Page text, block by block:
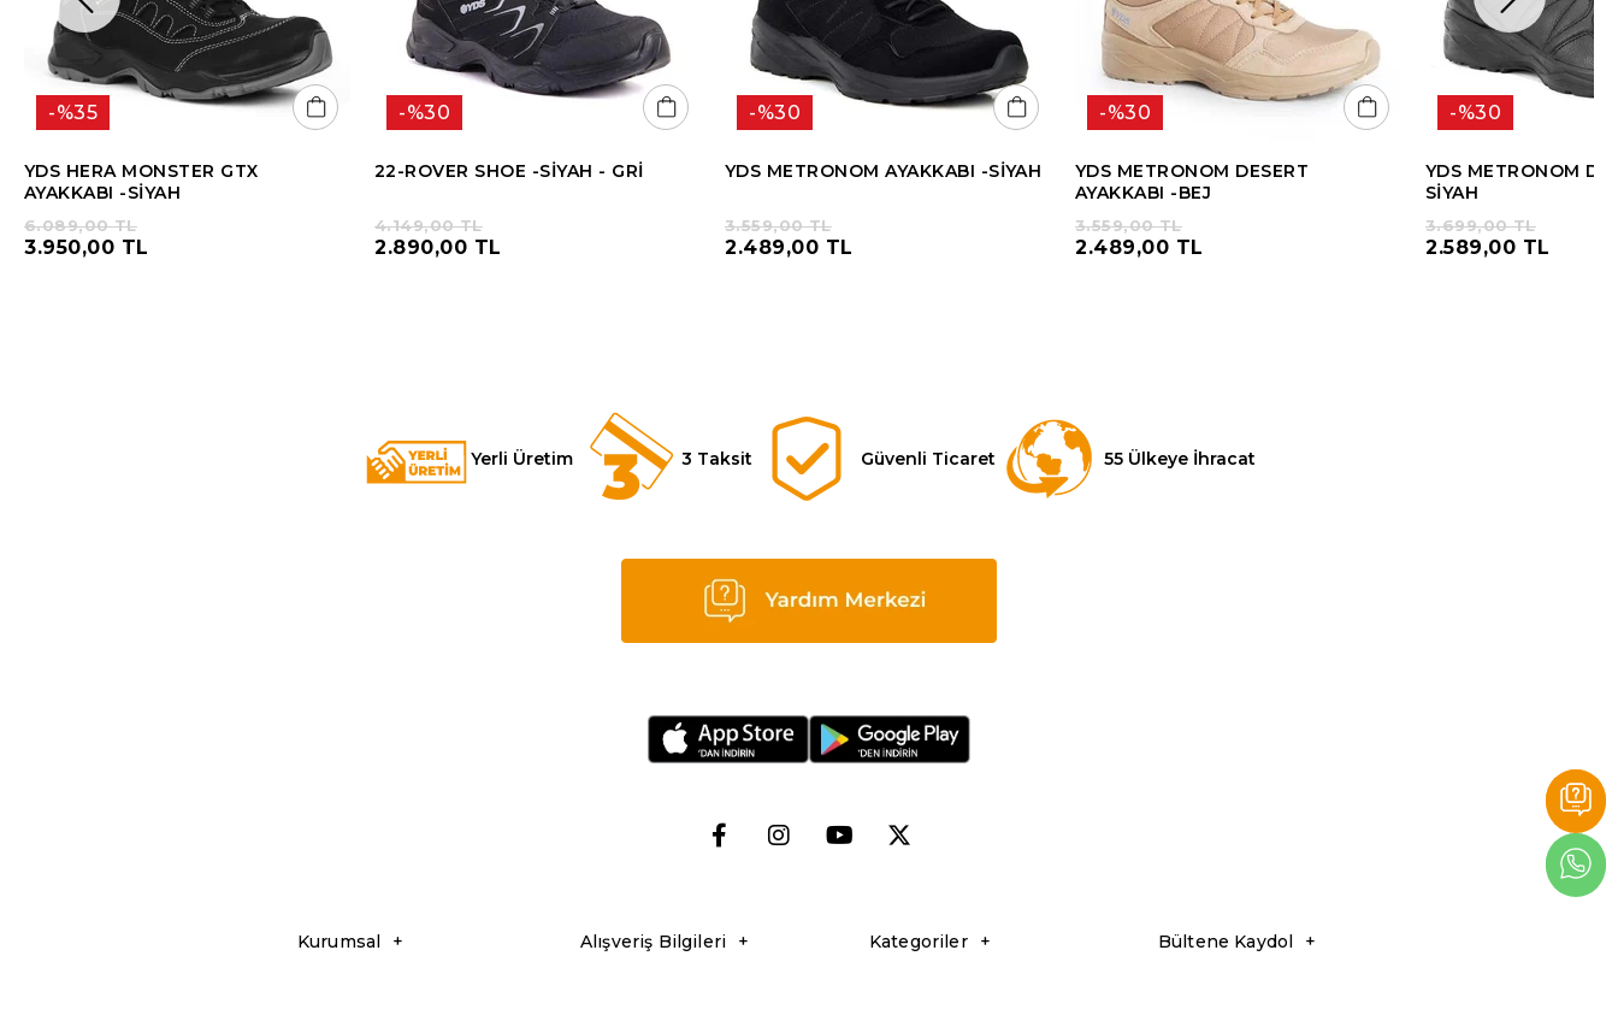
YDS HERA MONSTER GTX
AYAKKABI -SİYAH
%35
3.950,00 TL
6.089,00 TL
22-ROVER SHOE -SİYAH - GRİ
%30
2.890,00 TL
4.149,00 TL
YDS METRONOM AYAKKABI -SİYAH
%30
2.489,00 TL
3.559,00 TL
YDS METRONOM DESERT
AYAKKABI -BEJ
%30
2.489,00 TL
3.559,00 TL
YDS METRONOM
SİYAH
%30
2.589,00 TL
3.699,00 TL
Yerli Üretim 3 Taksit Güvenli Ticaret 55 Ülkeye İhracat
Kurumsal Alışveriş Bilgileri Kategoriler Bültene Kaydol